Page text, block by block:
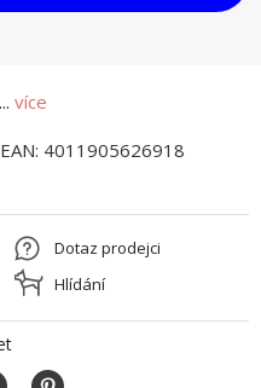
více
EAN: 4011905626918
Dotaz prodejci
Hlídání